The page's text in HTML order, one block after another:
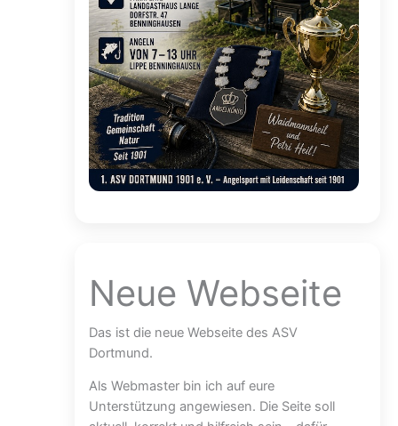
Neue Webseite
Das ist die neue Webseite des ASV
Dortmund.
Als Webmaster bin ich auf eure
Unterstützung angewiesen. Die Seite soll